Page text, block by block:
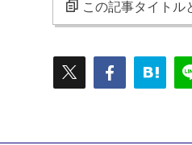
この記事タイトル